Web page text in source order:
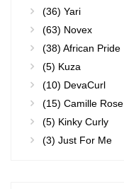
(36) Yari
(63) Novex
(38) African Pride
(5) Kuza
(10) DevaCurl
(15) Camille Rose
(5) Kinky Curly
(3) Just For Me